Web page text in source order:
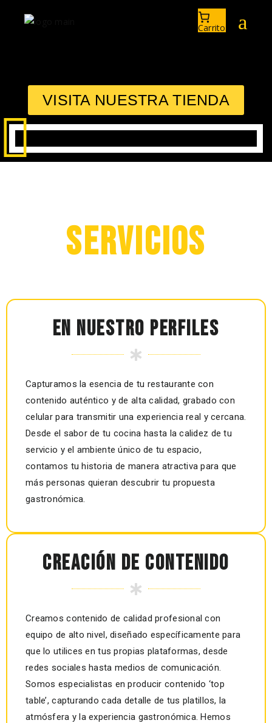
Carrito
VISITA NUESTRA TIENDA
SERVICIOS
EN NUESTRO PERFILES
Capturamos la esencia de tu restaurante con
contenido auténtico y de alta calidad, grabado con
celular para transmitir una experiencia real y cercana.
Desde el sabor de tu cocina hasta la calidez de tu
servicio y el ambiente único de tu espacio,
contamos tu historia de manera atractiva para que
más personas quieran descubrir tu propuesta
gastronómica.
CREACIÓN DE CONTENIDO
Creamos contenido de calidad profesional con
equipo de alto nivel, diseñado específicamente para
que lo utilices en tus propias plataformas, desde
redes sociales hasta medios de comunicación.
Somos especialistas en producir contenido ‘top
table’, capturando cada detalle de tus platillos, la
atmósfera y la experiencia gastronómica. Hemos